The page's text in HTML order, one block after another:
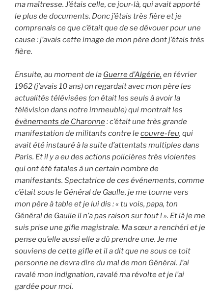
ma maîtresse. J’étais celle, ce jour-là, qui avait apporté
le plus de documents. Donc j’étais très fière et je
comprenais ce que c’était que de se dévouer pour une
cause : j’avais cette image de mon père dont j’étais très
fière.
Ensuite, au moment de la Guerre d’Algérie, en février
1962 (j’avais 10 ans) on regardait avec mon père les
actualités télévisées (on était les seuls à avoir la
télévision dans notre immeuble) qui montrait les
évènements de Charonne: c’était une très grande
manifestation de militants contre lecouvre-feu, qui
avait été instauré à la suite d’attentats multiples dans
Paris. Et il y a eu des actions policières très violentes
qui ont été fatales à un certain nombre de
manifestants. Spectatrice de ces événements, comme
c’était sous le Général de Gaulle, je me tourne vers
mon père à table et je lui dis : « tu vois, papa, ton
Général de Gaulle il n’a pas raison sur tout ! ». Et là je me
suis prise une gifle magistrale. Ma sœur a renchéri et je
pense qu’elle aussi elle a dû prendre une. Je me
souviens de cette gifle et il a dit que ne sous ce toit
personne ne devra dire du mal de mon Général. J’ai
ravalé mon indignation, ravalé ma révolte et je l’ai
gardée pour moi.